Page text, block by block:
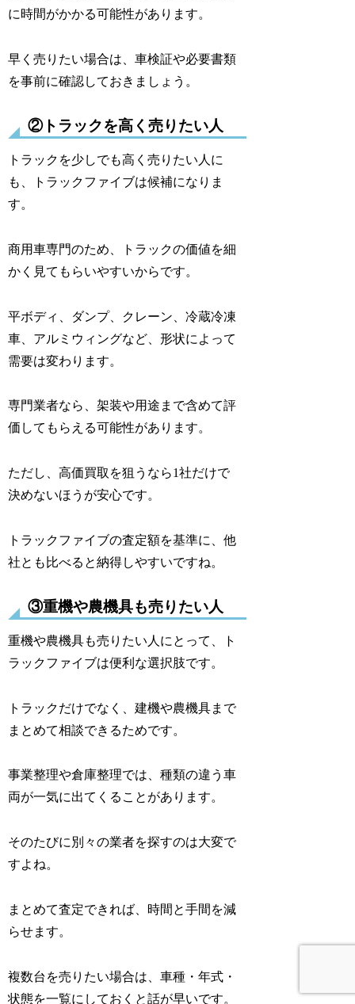
に時間がかかる可能性があります。
早く売りたい場合は、車検証や必要書類
を事前に確認しておきましょう。
②トラックを高く売りたい人
トラックを少しでも高く売りたい人に
も、トラックファイブは候補になりま
す。
商用車専門のため、トラックの価値を細
かく見てもらいやすいからです。
平ボディ、ダンプ、クレーン、冷蔵冷凍
車、アルミウィングなど、形状によって
需要は変わります。
専門業者なら、架装や用途まで含めて評
価してもらえる可能性があります。
ただし、高価買取を狙うなら1社だけで
決めないほうが安心です。
トラックファイブの査定額を基準に、他
社とも比べると納得しやすいですね。
③重機や農機具も売りたい人
重機や農機具も売りたい人にとって、ト
ラックファイブは便利な選択肢です。
トラックだけでなく、建機や農機具まで
まとめて相談できるためです。
事業整理や倉庫整理では、種類の違う車
両が一気に出てくることがあります。
そのたびに別々の業者を探すのは大変で
すよね。
まとめて査定できれば、時間と手間を減
らせます。
複数台を売りたい場合は、車種・年式・
状態を一覧にしておくと話が早いです。